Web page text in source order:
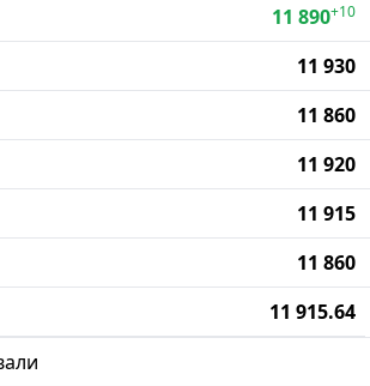
11 890+10
11 930
11 860
11 920
11 915
11 860
11 915.64